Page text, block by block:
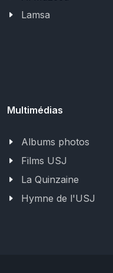
Lamsa
Multimédias
Albums photos
Films USJ
La Quinzaine
Hymne de l'USJ